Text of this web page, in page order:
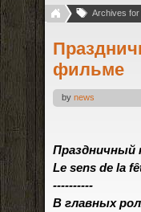
Archives for
фильме
by news
Праздничный
Le sens de la
----------
В главных